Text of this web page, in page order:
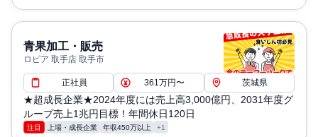
青果加工・販売
ロピア 取手店 取手市
正社員 361万円〜 茨城県
★超成長企業★2024年度には売上高3,000億円、2031年度グ
ループ売上1兆円目標！年間休日120日
注目 上場・成長企業 年収450万以上 +1